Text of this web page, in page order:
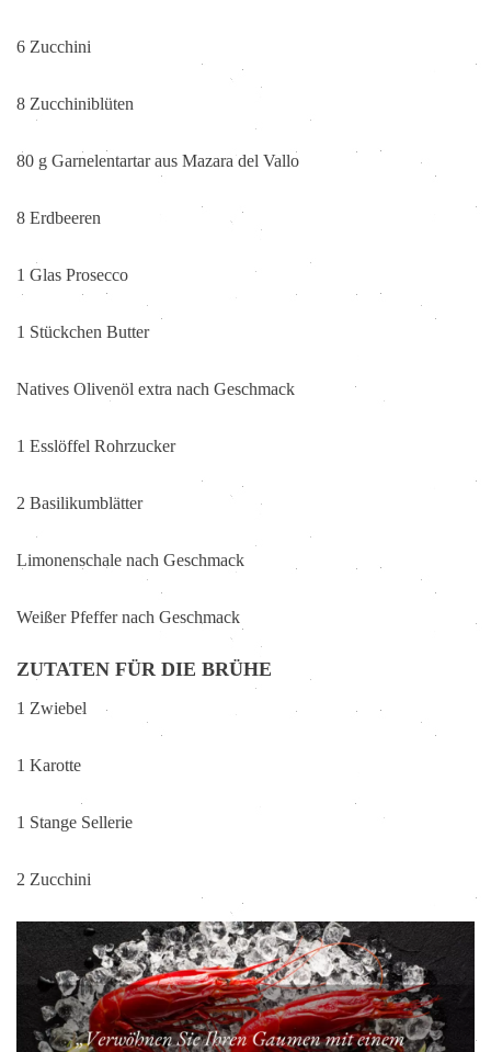
6 Zucchini
8 Zucchiniblüten
80 g Garnelentartar aus Mazara del Vallo
8 Erdbeeren
1 Glas Prosecco
1 Stückchen Butter
Natives Olivenöl extra nach Geschmack
1 Esslöffel Rohrzucker
2 Basilikumblätter
Limonenschale nach Geschmack
Weißer Pfeffer nach Geschmack
ZUTATEN FÜR DIE BRÜHE
1 Zwiebel
1 Karotte
1 Stange Sellerie
2 Zucchini